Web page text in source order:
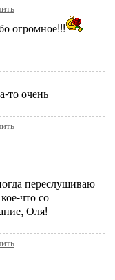
огромное!!!
то очень
переслушиваю
что со
Оля!